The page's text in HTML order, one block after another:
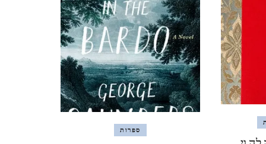
אילת וטאבה (מ 2017) EILAT
& TABA
פראג, אוגוסט, 2017 PRAGUE
CZECH REPUBLIC
ספרות